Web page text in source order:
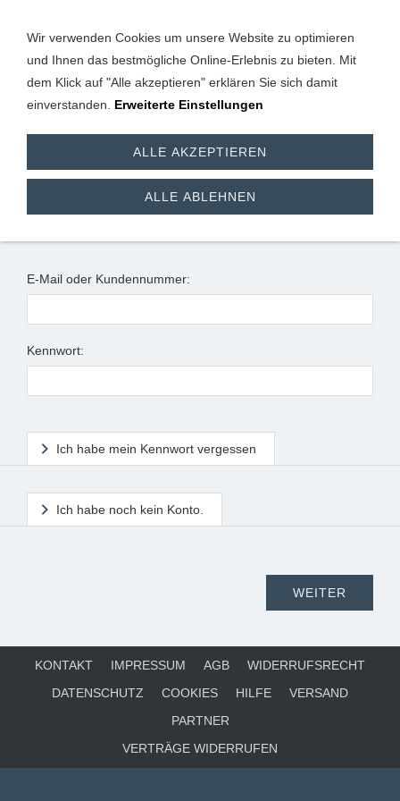
Anmeldung
E-Mail oder Kundennummer:
Kennwort:
Ich habe mein Kennwort vergessen
Ich habe noch kein Konto.
KONTAKT IMPRESSUM AGB
WIDERRUFSRECHT
DATENSCHUTZ
COOKIES HILFE
VERSAND
PARTNER
VERTRÄGE WIDERRUFEN
Wir verwenden Cookies um unsere Website zu optimieren
und Ihnen das bestmögliche Online-Erlebnis zu bieten. Mit
dem Klick auf "Alle akzeptieren" erklären Sie sich damit
einverstanden. Erweiterte Einstellungen
ALLE AKZEPTIEREN
ALLE ABLEHNEN